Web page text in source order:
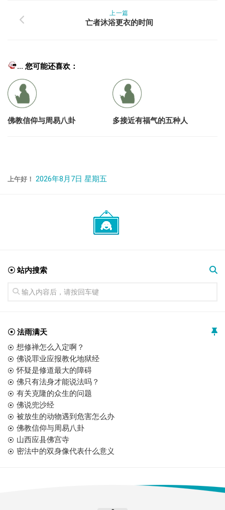
上一篇
亡者沐浴更衣的时间
... 您可能还喜欢：
佛教信仰与周易八卦 多接近有福气的五种人
上午好！ 2026年8月7日 星期五
☉ 站内搜索
☉ 法雨满天
想修禅怎么入定啊？
佛说罪业应报教化地狱经
怀疑是修道最大的障碍
佛只有法身才能说法吗？
有关克隆的众生的问题
佛说兜沙经
被放生的动物遇到危害怎么办
佛教信仰与周易八卦
山西应县佛宫寺
密法中的双身像代表什么意义